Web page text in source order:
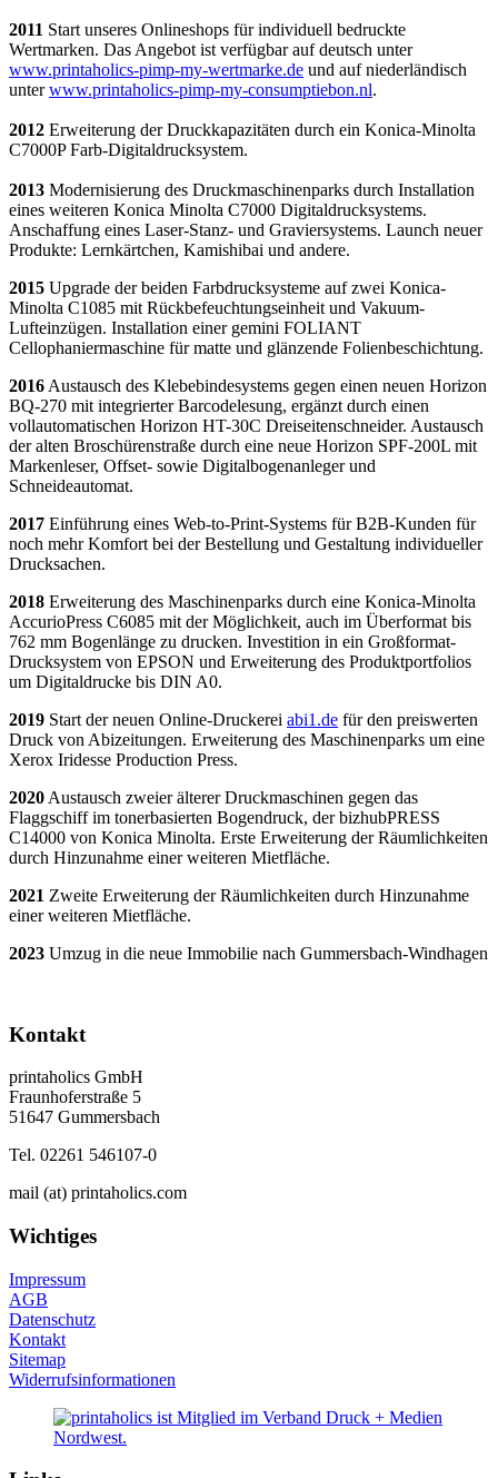
2011 Start unseres Onlineshops für individuell bedruckte
Wertmarken. Das Angebot ist verfügbar auf deutsch unter
www.printaholics-pimp-my-wertmarke.de und auf niederländisch
unterwww.printaholics-pimp-my-consumptiebon.nl.
2012 Erweiterung der Druckkapazitäten durch ein Konica-Minolta
C7000P Farb-Digitaldrucksystem.
2013 Modernisierung des Druckmaschinenparks durch Installation
eines weiteren Konica Minolta C7000 Digitaldrucksystems.
Anschaffung eines Laser-Stanz- und Graviersystems. Launch neuer
Produkte: Lernkärtchen, Kamishibai und andere.
2015 Upgrade der beiden Farbdrucksysteme auf zwei Konica-
Minolta C1085 mit Rückbefeuchtungseinheit und Vakuum-
Lufteinzügen. Installation einer gemini FOLIANT
Cellophaniermaschine für matte und glänzende Folienbeschichtung.
2016 Austausch des Klebebindesystems gegen einen neuen Horizon
BQ-270 mit integrierter Barcodelesung, ergänzt durch einen
vollautomatischen Horizon HT-30C Dreiseitenschneider. Austausch
der alten Broschürenstraße durch eine neue Horizon SPF-200L mit
Markenleser, Offset- sowie Digitalbogenanleger und
Schneideautomat.
2017 Einführung eines Web-to-Print-Systems für B2B-Kunden für
noch mehr Komfort bei der Bestellung und Gestaltung individueller
Drucksachen.
2018 Erweiterung des Maschinenparks durch eine Konica-Minolta
AccurioPress C6085 mit der Möglichkeit, auch im Überformat bis
762 mm Bogenlänge zu drucken. Investition in ein Großformat-
Drucksystem von EPSON und Erweiterung des Produktportfolios
um Digitaldrucke bis DIN A0.
2019 Start der neuen Online-Druckerei abi1.de für den preiswerten
Druck von Abizeitungen. Erweiterung des Maschinenparks um eine
Xerox Iridesse Production Press.
2020 Austausch zweier älterer Druckmaschinen gegen das
Flaggschiff im tonerbasierten Bogendruck, der bizhubPRESS
C14000 von Konica Minolta. Erste Erweiterung der Räumlichkeiten
durch Hinzunahme einer weiteren Mietfläche.
2021 Zweite Erweiterung der Räumlichkeiten durch Hinzunahme
einer weiteren Mietfläche.
2023 Umzug in die neue Immobilie nach Gummersbach-Windhagen
Kontakt
printaholics GmbH
Fraunhoferstraße 5
51647 Gummersbach
Tel. 02261 546107-0
mail (at) printaholics.com
Wichtiges
Impressum
AGB
Datenschutz
Kontakt
Sitemap
Widerrufsinformationen